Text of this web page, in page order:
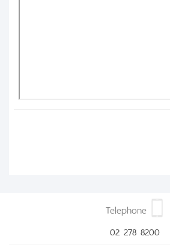
Telephone
02 278 8200